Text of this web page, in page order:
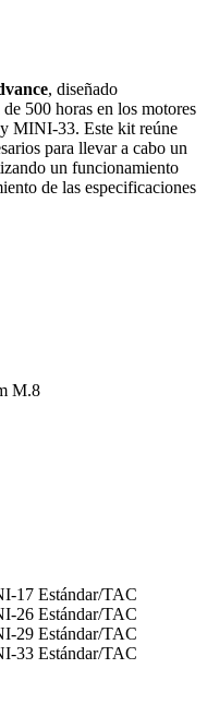
, diseñado
500 horas en los motores
MINI-33. Este kit reúne
para llevar a cabo un
un funcionamiento
de las especificaciones
M.8
17 Estándar/TAC
26 Estándar/TAC
29 Estándar/TAC
33 Estándar/TAC